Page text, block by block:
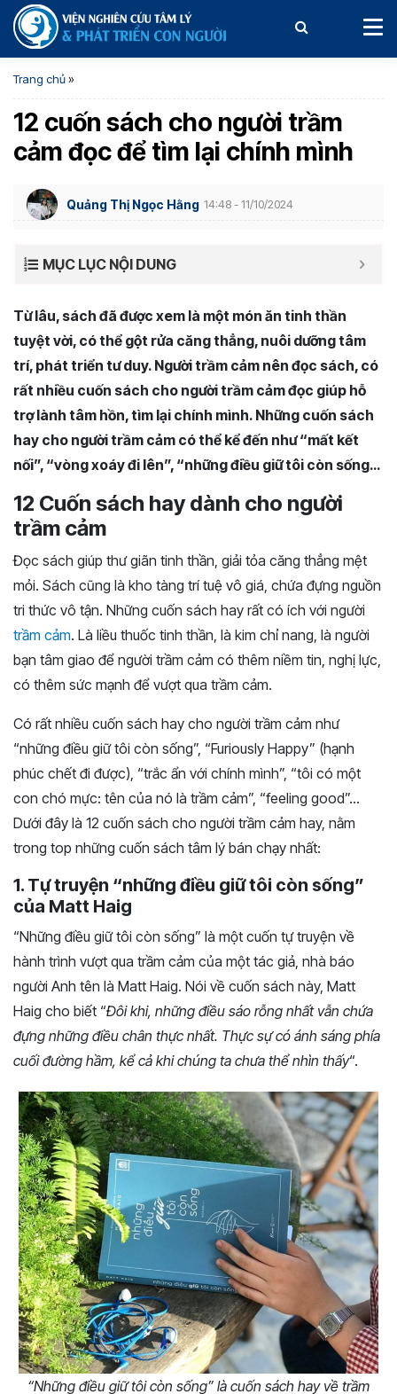
Trang chủ»
12 cuốn sách cho người trầm
cảm đọc để tìm lại chính mình
Quảng Thị Ngọc Hằng 14:48 - 11/10/2024
MỤC LỤC NỘI DUNG
Từ lâu, sách đã được xem là một món ăn tinh thần
tuyệt vời, có thể gột rửa căng thẳng, nuôi dưỡng tâm
trí, phát triển tư duy. Người trầm cảm nên đọc sách, có
rất nhiều cuốn sách cho người trầm cảm đọc giúp hỗ
trợ lành tâm hồn, tìm lại chính mình. Những cuốn sách
hay cho người trầm cảm có thể kể đến như “mất kết
nối”, “vòng xoáy đi lên”, “những điều giữ tôi còn sống…
12 Cuốn sách hay dành cho người
trầm cảm
Đọc sách giúp thư giãn tinh thần, giải tỏa căng thẳng mệt
mỏi. Sách cũng là kho tàng trí tuệ vô giá, chứa đựng nguồn
tri thức vô tận. Những cuốn sách hay rất có ích với người
trầm cảm. Là liều thuốc tinh thần, là kim chỉ nang, là người
bạn tâm giao để người trầm cảm có thêm niềm tin, nghị lực,
có thêm sức mạnh để vượt qua trầm cảm.
Có rất nhiều cuốn sách hay cho người trầm cảm như
“những điều giữ tôi còn sống”, “Furiously Happy” (hạnh
phúc chết đi được), “trắc ẩn với chính mình”, “tôi có một
con chó mực: tên của nó là trầm cảm”, “feeling good”…
Dưới đây là 12 cuốn sách cho người trầm cảm hay, nằm
trong top những cuốn sách tâm lý bán chạy nhất:
1. Tự truyện “những điều giữ tôi còn sống”
của Matt Haig
“Những điều giữ tôi còn sống” là một cuốn tự truyện về
hành trình vượt qua trầm cảm của một tác giả, nhà báo
người Anh tên là Matt Haig. Nói về cuốn sách này, Matt
Haig cho biết “Đôi khi, những điều sáo rỗng nhất vẫn chứa
đựng những điều chân thực nhất. Thực sự có ánh sáng phía
cuối đường hầm, kể cả khi chúng ta chưa thể nhìn thấy“.
“Những điều giữ tôi còn sống” là cuốn sách hay về trầm